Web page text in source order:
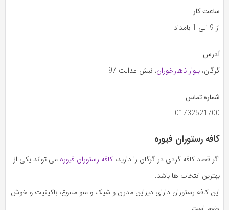
ساعت کار
از 9 الی 1 بامداد
آدرس
گرگان، بلوار ناهارخوران، نبش عدالت 97
شماره تماس
01732521700
کافه رستوران فیوره
اگر قصد کافه گردی در گرگان را دارید، کافه رستوران فیوره می تواند یکی از
بهترین انتخاب ها باشد.
این کافه رستوران دارای دیزاین مدرن و شیک و منو متنوع، باکیفیت و خوش